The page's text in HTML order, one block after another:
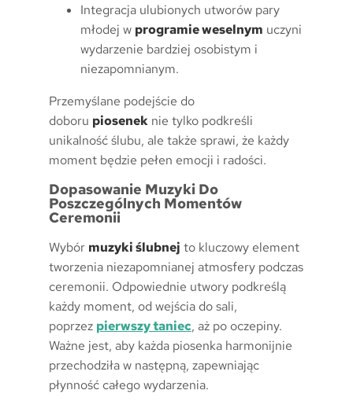
Integracja ulubionych utworów pary
młodej w programie weselnym uczyni
wydarzenie bardziej osobistym i
niezapomnianym.
Przemyślane podejście do
doboru piosenek nie tylko podkreśli
unikalność ślubu, ale także sprawi, że każdy
moment będzie pełen emocji i radości.
Dopasowanie Muzyki Do
Poszczególnych Momentów
Ceremonii
Wybór muzyki ślubnej to kluczowy element
tworzenia niezapomnianej atmosfery podczas
ceremonii. Odpowiednie utwory podkreślą
każdy moment, od wejścia do sali,
poprzez pierwszy taniec, aż po oczepiny.
Ważne jest, aby każda piosenka harmonijnie
przechodziła w następną, zapewniając
płynność całego wydarzenia.